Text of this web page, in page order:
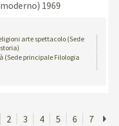
1969
arte spettacolo (Sede
principale Filologia
2 3 4 5 6 7 »